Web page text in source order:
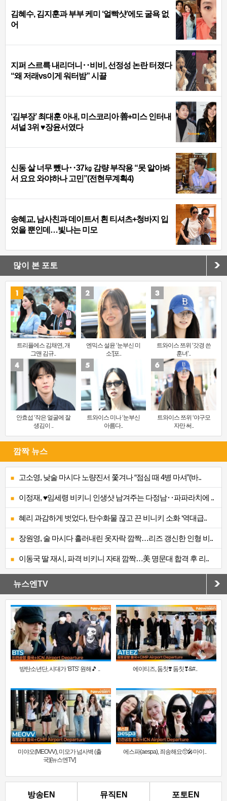
김혜수, 김지훈과 부부 케미 ‘얼빡샷’에도 굴욕 없
어
지퍼 스르륵 내리더니‥비비, 선정성 논란 터졌다
“왜 저래vs이게 워터밤” 시끌
‘김부장’ 최대훈 아내, 미스코리아 善+미스 인터내
셔널 3위 ♥장윤서였다
신동 살 너무 뺐나‥37㎏ 감량 부작용 “못 알아봐
서 요요 와야하나 고민”(전현무계획4)
송혜교, 남사친과 데이트서 흰 티셔츠+청바지 입
었을 뿐인데…빛나는 미모
많이 본 포토
트리플에스 김채연, 개
그맨 김규..
엔믹스 설윤 ‘눈부신 미
소’[포..
트와이스 쯔위 ‘갓경 쓴
훈녀’..
안효섭 ‘작은 얼굴에 잘
생김이 ..
트와이스 미나 ‘눈부신
아름다..
트와이스 쯔위 ‘야구모
자만 써..
깜짝 뉴스
고소영, 낮술 마시다 노량진서 쫓겨나 “점심 때 4병 마셔”(바..
이정재, ♥임세령 비키니 인생샷 남겨주는 다정남‥파파라치에 ..
혜리 과감하게 벗었다, 탄수화물 끊고 끈 비니키 소화 ‘역대급..
장원영, 술 마시다 흘러내린 옷자락 깜짝…리즈 갱신한 인형 비..
이동국 딸 재시, 파격 비키니 자태 깜짝…美 명문대 합격 후 리..
뉴스엔TV
방탄소년단, 시대가 ‘BTS’ 원해🎵 .. 에이티즈, 둠칫❣️ 둠칫❣&#..
미야오(MEOVV), 미모가 넘사벽 (출
국)[뉴스엔TV]
에스파(aespa), 죄송해요🥺🎤마이..
방송EN 뮤직EN 포토EN